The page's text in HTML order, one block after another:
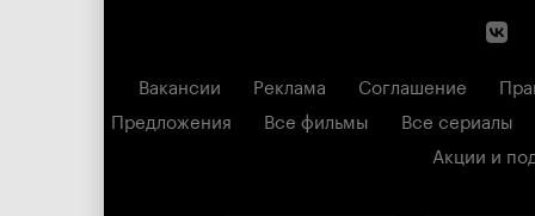
Вакансии Реклама Соглашение
Предложения
Все фильмы
Все сериалы
Акции и